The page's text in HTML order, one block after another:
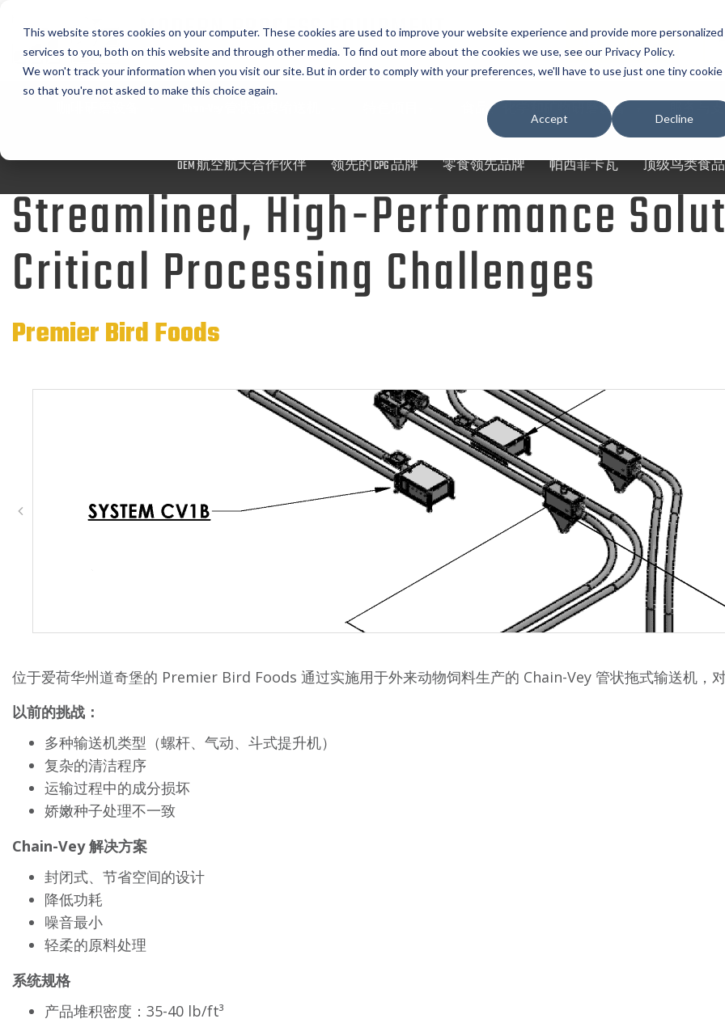
This website stores cookies on your computer. These cookies are used to improve your website experience and provide more personalized
services to you, both on this website and through other media. To find out more about the cookies we use, see our Privacy Policy.
We won't track your information when you visit our site. But in order to comply with your preferences, we'll have to use just one tiny cookie
so that you're not asked to make this choice again.
Accept Decline
MODERN PROCESS EQUIPMENT
CORPORATION 请求报价
食品、化学和矿物研磨设备 服务与
OEM 航空航天合作伙伴 领先的 CPG 品牌 零食领先品牌 帕西菲卡瓦 顶级鸟类食品
Streamlined, High-Performance
Critical Processing Challenges
Premier Bird Foods
位于爱荷华州道奇堡的 Premier Bird Foods 通过实施用于外来动物饲料生产的 Chain-Vey 管状拖式输送机，对
以前的挑战：
多种输送机类型（螺杆、气动、斗式提升机）
复杂的清洁程序
运输过程中的成分损坏
娇嫩种子处理不一致
Chain-Vey 解决方案
封闭式、节省空间的设计
降低功耗
噪音最小
轻柔的原料处理
系统规格
产品堆积密度：35-40 lb/ft³